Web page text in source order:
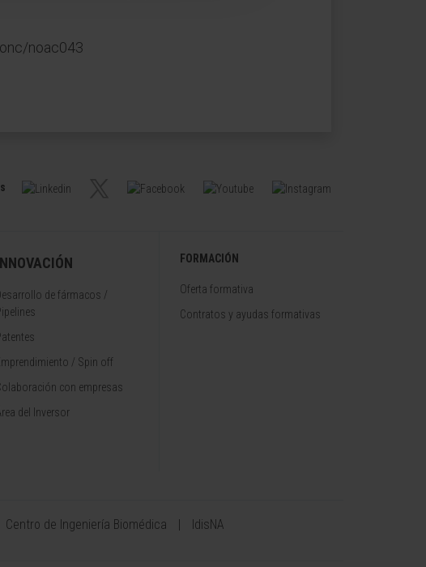
noac043
de fármacos /
/ Spin off
con empresas
del Inversor
FORMACIÓN
Oferta formativa
Contratos y ayudas formativas
Centro de Ingeniería Biomédica IdisNA